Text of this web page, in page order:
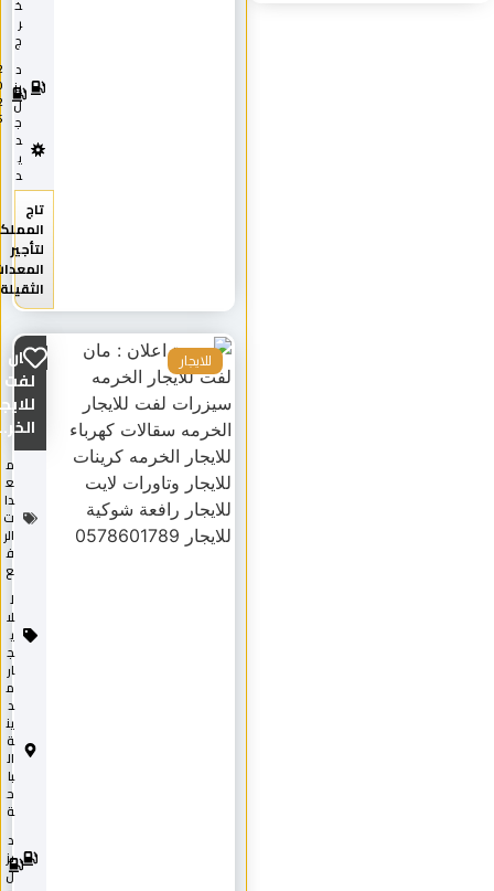
يز
د
ي
2
0
2
5
المملكة
لتأجير
المعدات
الثقيلة
مان
لفت
للايجار
الخر...
ت
ي
ة
ال
يز 0
2
للايجار